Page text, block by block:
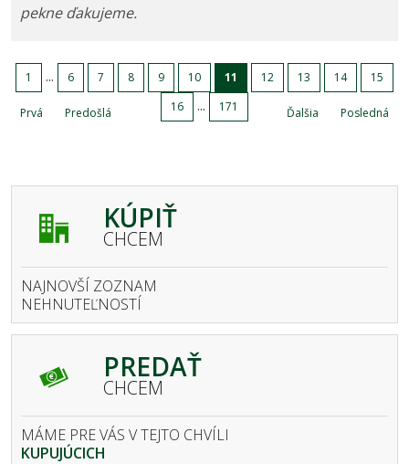
pekne ďakujeme.
1 ...
Prvá Predošlá
6 7 8 9 10 11 12 13 14
15
16
Ďalšia Posledná
... 171
KÚPIŤ
CHCEM
NAJNOVŠÍ ZOZNAM
NEHNUTEĽNOSTÍ
PREDAŤ
CHCEM
MÁME PRE VÁS V TEJTO CHVÍLI
KUPUJÚCICH